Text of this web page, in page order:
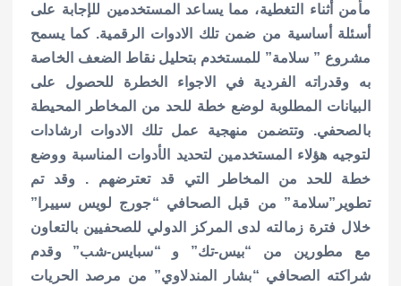
مأمن أثناء التغطية، مما يساعد المستخدمين للإجابة على
أسئلة أساسية من ضمن تلك الادوات الرقمية.كما يسمح
مشروع ” سلامة” للمستخدم بتحليل نقاط الضعف الخاصة
به وقدراته الفردية في الاجواء الخطرة للحصول على
البيانات المطلوبة لوضع خطة للحد من المخاطر المحيطة
بالصحفي. وتتضمن منهجية عمل تلك الادوات ارشادات
لتوجيه هؤلاء المستخدمين لتحديد الأدوات المناسبة ووضع
خطة للحد من المخاطر التي قد تعترضهم . وقد تم
تطوير”سلامة” من قبل الصحافي “جورج لويس سييرا”
خلال فترة زمالته لدى المركز الدولي للصحفيين بالتعاون
مع مطورين من “بيس-تك” و “سبايس-شب” وقدم
شراكته الصحافي “بشار المندلاوي” من مرصد الحريات